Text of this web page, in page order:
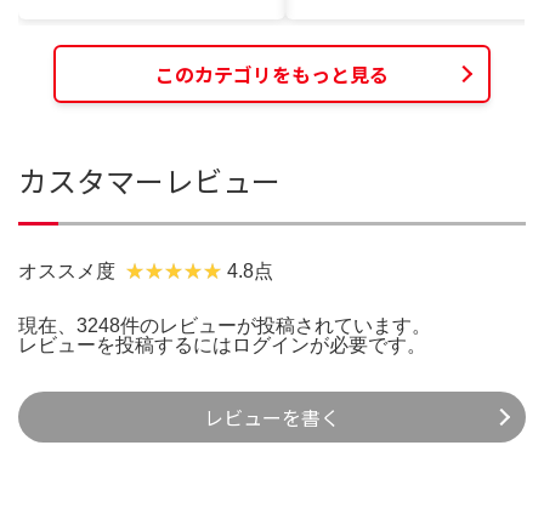
このカテゴリをもっと見る
カスタマーレビュー
オススメ度 4.8点
現在、3248件のレビューが投稿されています。
レビューを投稿するには ログインが必要です。
レビューを書く